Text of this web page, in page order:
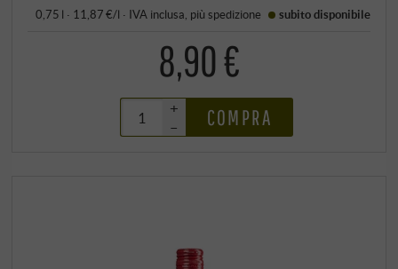
0,75 l · 11,87 €/l · IVA inclusa , piùspedizione subito disponibile
8,90 €
+
–
COMPRA